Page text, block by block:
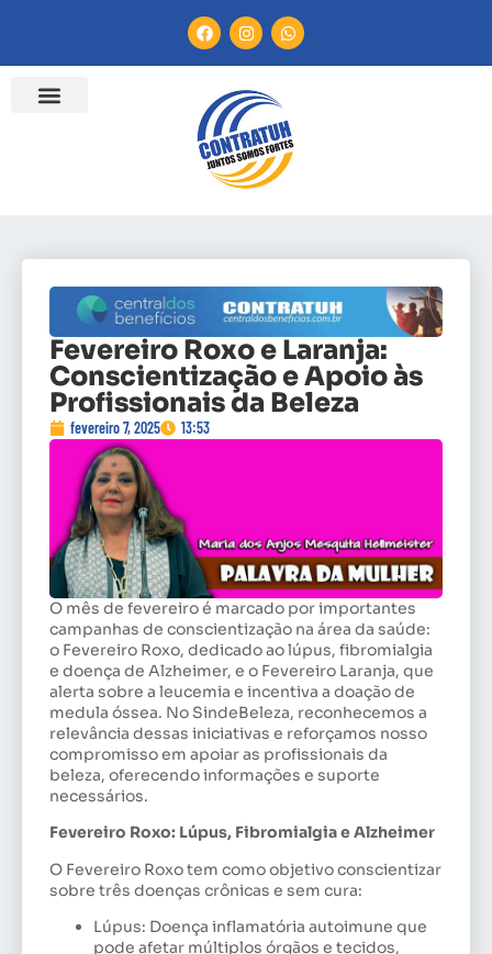
Fevereiro Roxo e Laranja:
Conscientização e Apoio às
Profissionais da Beleza
fevereiro 7, 2025 13:53
O mês de fevereiro é marcado por importantes
campanhas de conscientização na área da saúde:
o Fevereiro Roxo, dedicado ao lúpus, fibromialgia
e doença de Alzheimer, e o Fevereiro Laranja, que
alerta sobre a leucemia e incentiva a doação de
medula óssea. No SindeBeleza, reconhecemos a
relevância dessas iniciativas e reforçamos nosso
compromisso em apoiar as profissionais da
beleza, oferecendo informações e suporte
necessários.
Fevereiro Roxo: Lúpus, Fibromialgia e Alzheimer
O Fevereiro Roxo tem como objetivo conscientizar
sobre três doenças crônicas e sem cura:
Lúpus: Doença inflamatória autoimune que
pode afetar múltiplos órgãos e tecidos,